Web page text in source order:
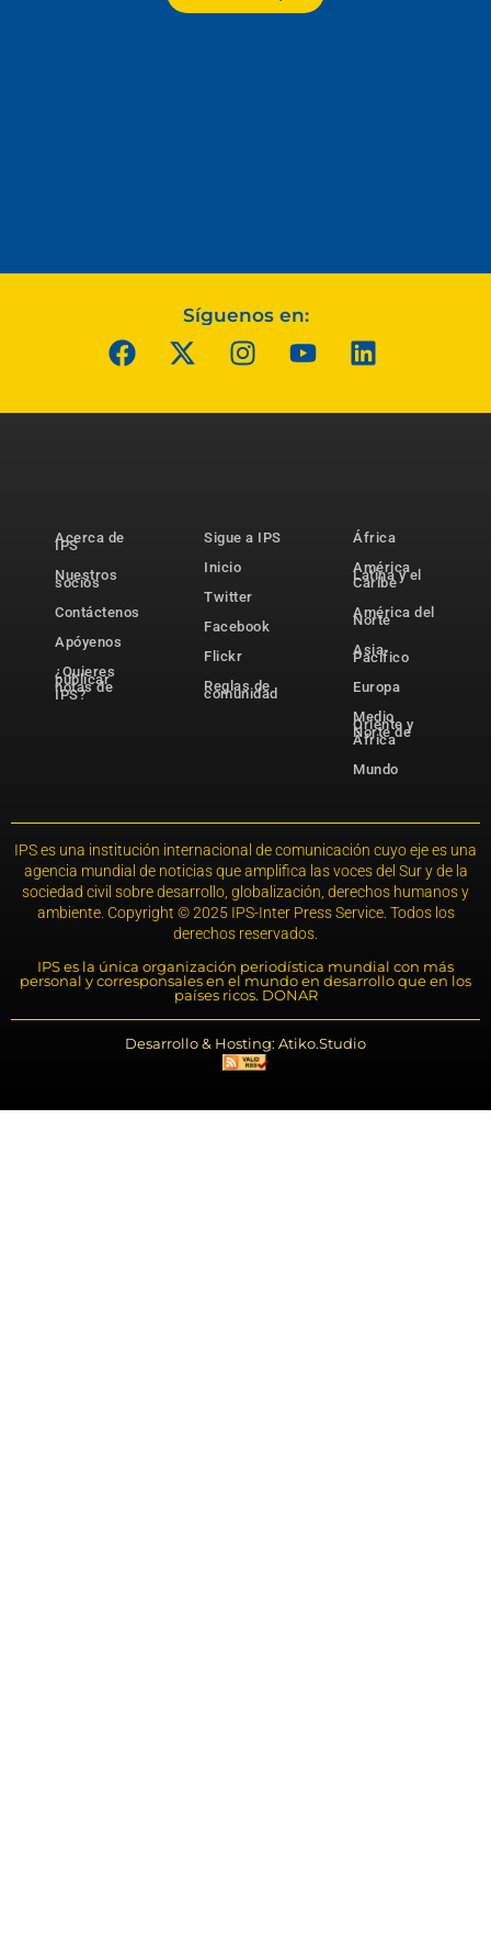
Síguenos en:
Acerca de
IPS
Nuestros
socios
Contáctenos
Apóyenos
¿Quieres
publicar
notas de
IPS?
Sigue a IPS
Inicio
Twitter
Facebook
Flickr
Reglas de
comunidad
África
América
Latina y el
Caribe
América del
Norte
Asia-
Pacífico
Europa
Medio
Oriente y
Norte de
África
Mundo
IPS es una institución internacional de comunicación cuyo eje es una
agencia mundial de noticias que amplifica las voces del Sur y de la
sociedad civil sobre desarrollo, globalización, derechos humanos y
ambiente. Copyright © 2025 IPS-Inter Press Service. Todos los
derechos reservados.
IPS es la única organización periodística mundial con más
personal y corresponsales en el mundo en desarrollo que en los
países ricos. DONAR
Desarrollo & Hosting: Atiko.Studio